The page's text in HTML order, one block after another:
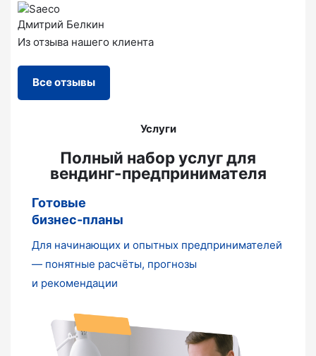
Дмитрий Белкин
Из отзыва нашего клиента
Все отзывы
Услуги
Полный набор услуг для
вендинг-предпринимателя
Готовые
бизнес-планы
Для начинающих и опытных предпринимателей
— понятные расчёты, прогнозы
и рекомендации